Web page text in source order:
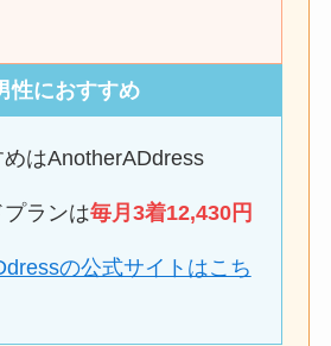
性におすすめ
はAnotherADdress
ランは毎月3着12,430円
の公式サイトはこち